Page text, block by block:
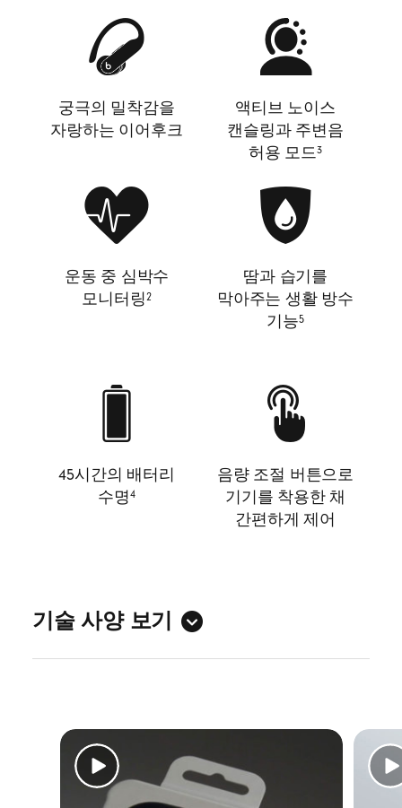
궁극의 밀착감을
자랑하는 이어후크
액티브 노이스
캔슬링과 주변음
허용 모드3
운동 중 심박수
모니터링2
땀과 습기를
막아주는 생활 방수
기능5
45시간의 배터리
수명4
음량 조절 버튼으로
기기를 착용한 채
간편하게 제어
기술 사양 보기
적응형 EQ
동적 머리 추적 기능으로 구현하는 개인
맞춤형 공간 음향7